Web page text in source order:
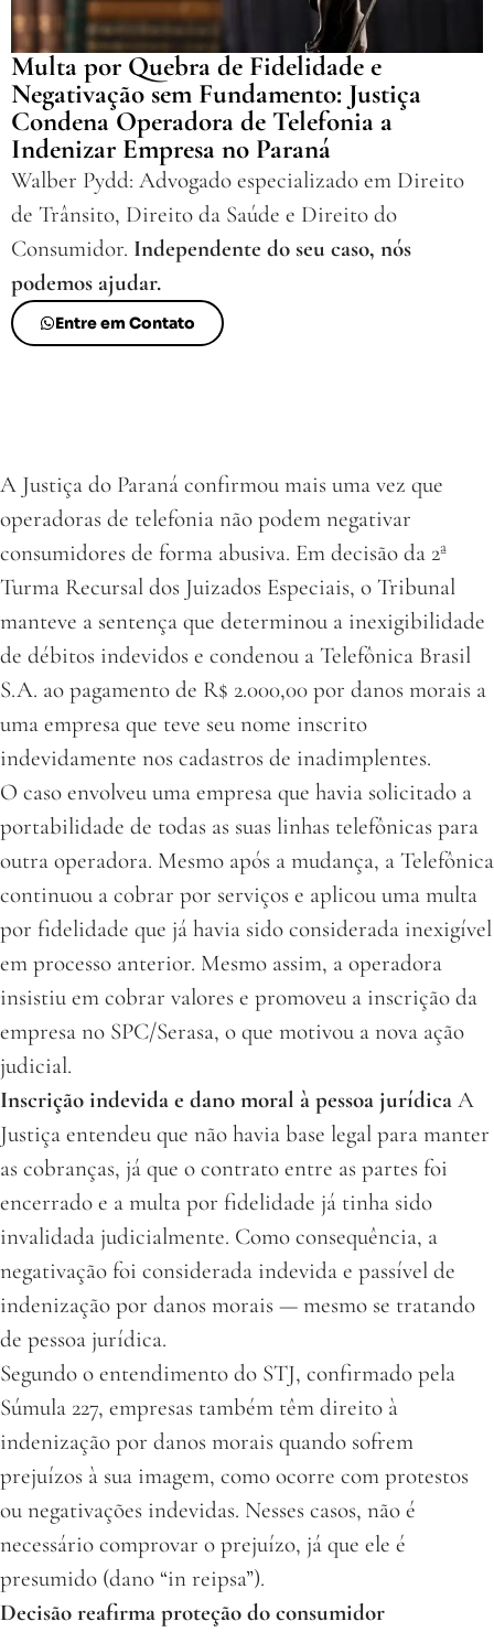
Multa por Quebra de Fidelidade e
Negativação sem Fundamento: Justiça
Condena Operadora de Telefonia a
Indenizar Empresa no Paraná
Walber Pydd: Advogado especializado em Direito
de Trânsito, Direito da Saúde e Direito do
Consumidor. Independente do seu caso, nós
podemos ajudar.
Entre em Contato
A Justiça do Paraná confirmou mais uma vez que
operadoras de telefonia não podem negativar
consumidores de forma abusiva. Em decisão da 2ª
Turma Recursal dos Juizados Especiais, o Tribunal
manteve a sentença que determinou a inexigibilidade
de débitos indevidos e condenou a Telefônica Brasil
S.A. ao pagamento de R$ 2.000,00 por danos morais a
uma empresa que teve seu nome inscrito
indevidamente nos cadastros de inadimplentes.
O caso envolveu uma empresa que havia solicitado a
portabilidade de todas as suas linhas telefônicas para
outra operadora. Mesmo após a mudança, a Telefônica
continuou a cobrar por serviços e aplicou uma multa
por fidelidade que já havia sido considerada inexigível
em processo anterior. Mesmo assim, a operadora
insistiu em cobrar valores e promoveu a inscrição da
empresa no SPC/Serasa, o que motivou a nova ação
judicial.
Inscrição indevida e dano moral à pessoa jurídica A
Justiça entendeu que não havia base legal para manter
as cobranças, já que o contrato entre as partes foi
encerrado e a multa por fidelidade já tinha sido
invalidada judicialmente. Como consequência, a
negativação foi considerada indevida e passível de
indenização por danos morais — mesmo se tratando
de pessoa jurídica.
Segundo o entendimento do STJ, confirmado pela
Súmula 227, empresas também têm direito à
indenização por danos morais quando sofrem
prejuízos à sua imagem, como ocorre com protestos
ou negativações indevidas. Nesses casos, não é
necessário comprovar o prejuízo, já que ele é
presumido (dano “in reipsa”).
Decisão reafirma proteção do consumidor